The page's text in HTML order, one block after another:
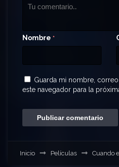
Nombre *
Guarda mi nombre,
este navegador para la
Inicio Películas Cuando